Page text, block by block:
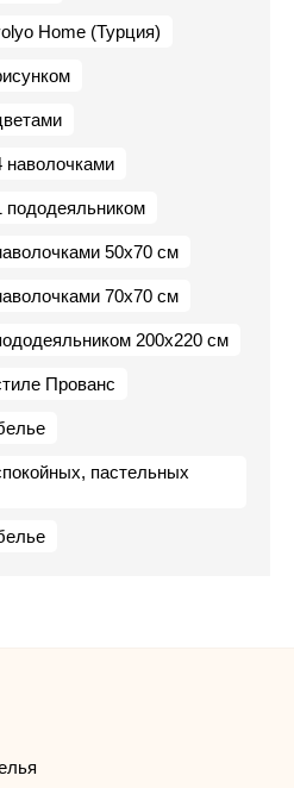
Home (Турция)
наволочками
пододеяльником
50х70 см
70х70 см
200х220 см
Прованс
пастельных